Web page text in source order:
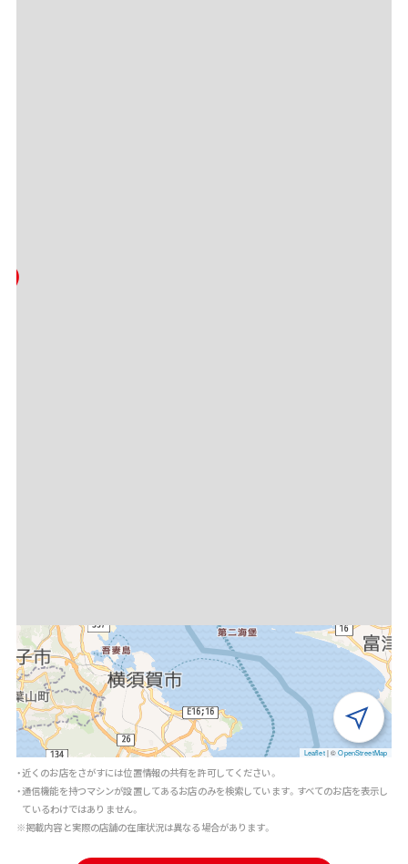
Leaflet |©OpenStreetMap
・近くのお店をさがすには位置情報の共有を許可してください。
・通信機能を持つマシンが設置してあるお店のみを検索しています。すべてのお店を表示し
ているわけではありません。
※掲載内容と実際の店舗の在庫状況は異なる場合があります。